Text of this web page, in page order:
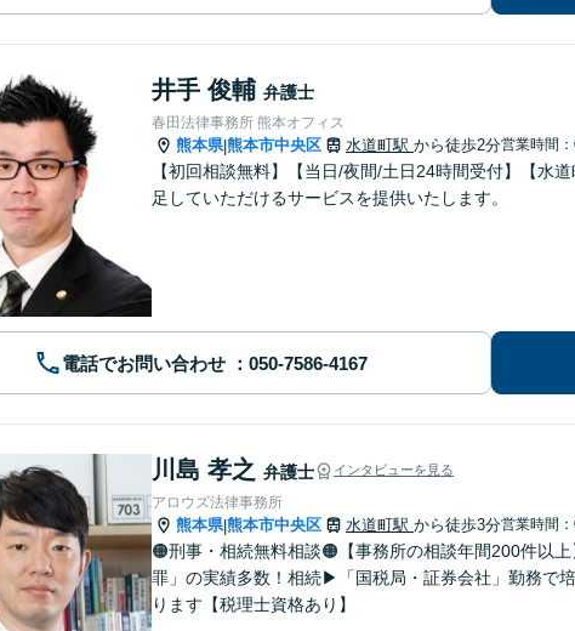
井手 俊輔 弁護士
春田法律事務所 熊本オフィス
熊本県|熊本市中央区 水道町駅 から徒歩2分営業時間
【初回相談無料】【当日/夜間/土日24時間受付】【水
足していただけるサービスを提供いたします。
電話でお問い合わせ
川島 孝之 弁護士 インタビューを見る
アロウズ法律事務所
熊本県|熊本市中央区 水道町駅 から徒歩3分営業時間
🟠刑事・相続無料相談🟠【事務所の相談年間200件以
罪」の実績多数！相続▶︎「国税局・証券会社」勤務で
ります【税理士資格あり】